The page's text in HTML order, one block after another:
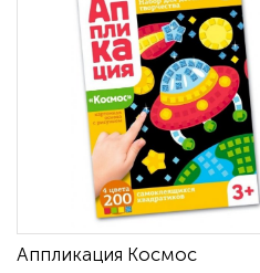
Аппликация Космос